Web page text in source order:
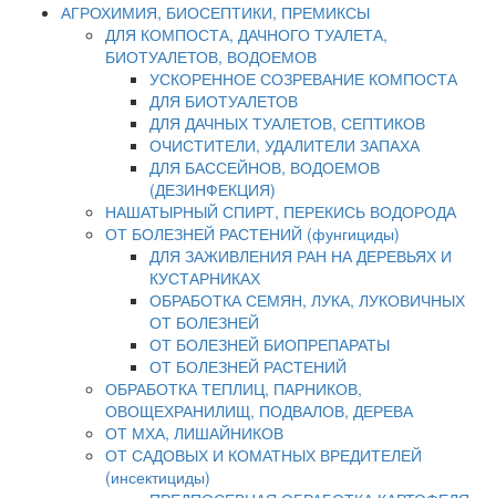
АГРОХИМИЯ, БИОСЕПТИКИ, ПРЕМИКСЫ
ДЛЯ КОМПОСТА, ДАЧНОГО ТУАЛЕТА,
БИОТУАЛЕТОВ, ВОДОЕМОВ
УСКОРЕННОЕ СОЗРЕВАНИЕ КОМПОСТА
ДЛЯ БИОТУАЛЕТОВ
ДЛЯ ДАЧНЫХ ТУАЛЕТОВ, СЕПТИКОВ
ОЧИСТИТЕЛИ, УДАЛИТЕЛИ ЗАПАХА
ДЛЯ БАССЕЙНОВ, ВОДОЕМОВ
(ДЕЗИНФЕКЦИЯ)
НАШАТЫРНЫЙ СПИРТ, ПЕРЕКИСЬ ВОДОРОДА
ОТ БОЛЕЗНЕЙ РАСТЕНИЙ (фунгициды)
ДЛЯ ЗАЖИВЛЕНИЯ РАН НА ДЕРЕВЬЯХ И
КУСТАРНИКАХ
ОБРАБОТКА СЕМЯН, ЛУКА, ЛУКОВИЧНЫХ
ОТ БОЛЕЗНЕЙ
ОТ БОЛЕЗНЕЙ БИОПРЕПАРАТЫ
ОТ БОЛЕЗНЕЙ РАСТЕНИЙ
ОБРАБОТКА ТЕПЛИЦ, ПАРНИКОВ,
ОВОЩЕХРАНИЛИЩ, ПОДВАЛОВ, ДЕРЕВА
ОТ МХА, ЛИШАЙНИКОВ
ОТ САДОВЫХ И КОМАТНЫХ ВРЕДИТЕЛЕЙ
(инсектициды)